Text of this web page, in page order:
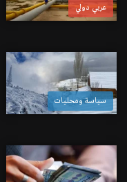
عربي دولي
سياسة ومحليات